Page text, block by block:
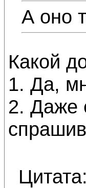
А оно
Какой
1. Да,
2. Даже
Цитата: